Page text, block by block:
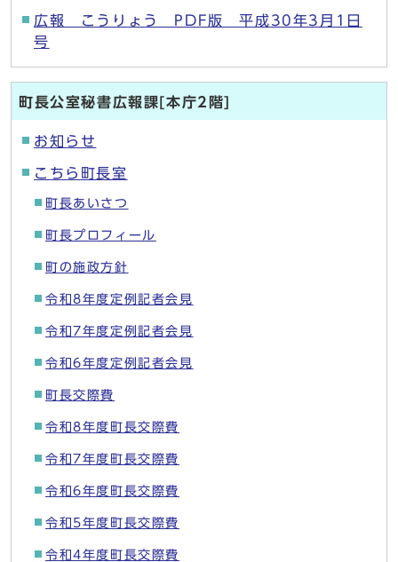
広報 こうりょう PDF版 平成30年3月1日
号
町長公室秘書広報課[本庁2階]
お知らせ
こちら町長室
町長あいさつ
町長プロフィール
町の施政方針
令和8年度定例記者会見
令和7年度定例記者会見
令和6年度定例記者会見
町長交際費
令和8年度町長交際費
令和7年度町長交際費
令和6年度町長交際費
令和5年度町長交際費
令和4年度町長交際費